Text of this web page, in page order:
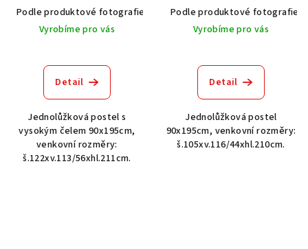
Podle produktové fotografie
Akát vintage BT1551
Dub světlý
Vyrobíme pro vás
Detail
Jednolůžková postel s
vysokým čelem 90x195cm,
venkovní rozměry:
š.122xv.113/56xhl.211cm.
Podle produktové fotografie
Vyrobíme pro vás
Detail
Jednolůžková postel
90x195cm, venkovní rozměry:
š.105xv.116/44xhl.210cm.